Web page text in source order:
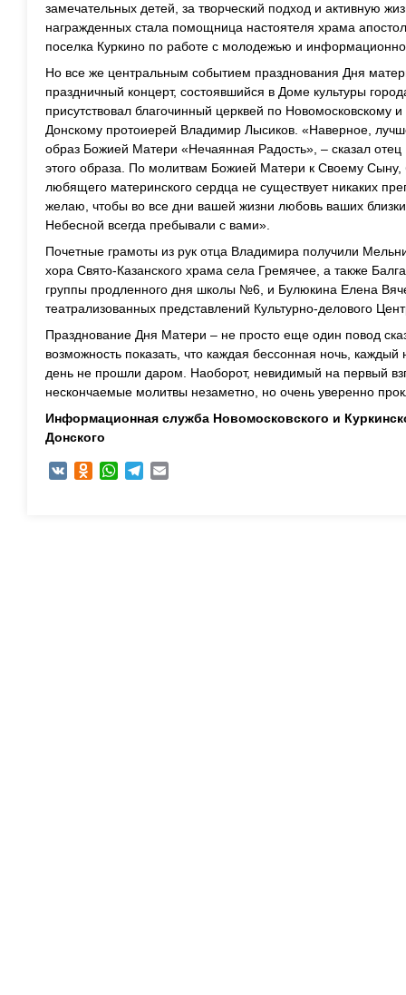
замечательных детей, за творческий подход и активную
награжденных стала помощница настоятеля храма
поселка Куркино по работе с молодежью и
Но все же центральным событием празднования Дня
праздничный концерт, состоявшийся в Доме культуры
присутствовал благочинный церквей по Новомосковскому
Донскому протоиерей Владимир Лысиков. «Наверное,
образ Божией Матери «Нечаянная Радость», – сказал
этого образа. По молитвам Божией Матери к Своему
любящего материнского сердца не существует никаких
желаю, чтобы во все дни вашей жизни любовь ваших
Небесной всегда пребывали с вами».
Почетные грамоты из рук отца Владимира получили
хора Свято-Казанского храма села Гремячее, а также
группы продленного дня школы №6, и Булюкина Елена
театрализованных представлений Культурно-делового
Празднование Дня Матери – не просто еще один повод
возможность показать, что каждая бессонная ночь,
день не прошли даром. Наоборот, невидимый на первый
нескончаемые молитвы незаметно, но очень уверенно
Информационная служба Новомосковского и
Донского
VK Odnoklassniki
WhatsAppTelegram